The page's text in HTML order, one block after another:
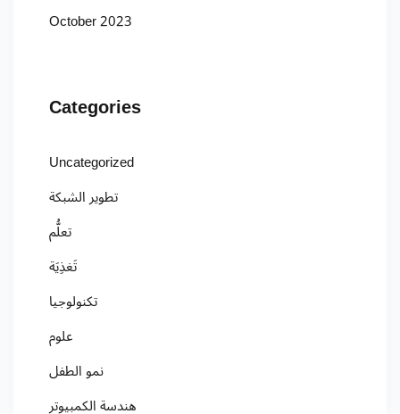
October 2023
Categories
Uncategorized
تطوير الشبكة
تعلُّم
تَغذِيَة
تكنولوجيا
علوم
نمو الطفل
هندسة الكمبيوتر